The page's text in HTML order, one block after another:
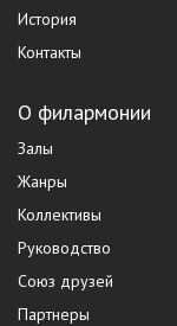
История
Контакты
О филармонии
Залы
Жанры
Коллективы
Руководство
Союз друзей
Партнеры